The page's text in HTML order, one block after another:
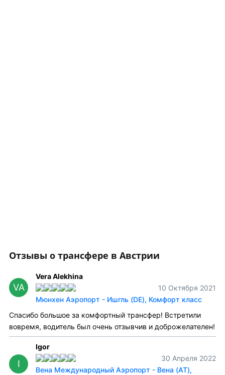
Отзывы о трансфере в Австрии
VA
Vera Alekhina
10 Октября 2021
Мюнхен Аэропорт - Ишгль (DE), Комфорт класс
Спасибо большое за комфортный трансфер! Встретили
вовремя, водитель был очень отзывчив и доброжелателен!
I
Igor
30 Апреля 2022
Вена Международный Аэропорт - Вена (AT),